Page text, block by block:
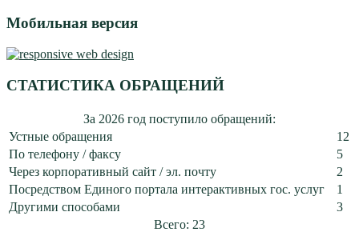
Мобильная версия
СТАТИСТИКА ОБРАЩЕНИЙ
За 2026 год поступило обращений:
Устные обращения
12
По телефону / факсу
5
Через корпоративный сайт / эл. почту
2
Посредством Единого портала интерактивных гос. услуг
1
Другими способами
3
Всего: 23